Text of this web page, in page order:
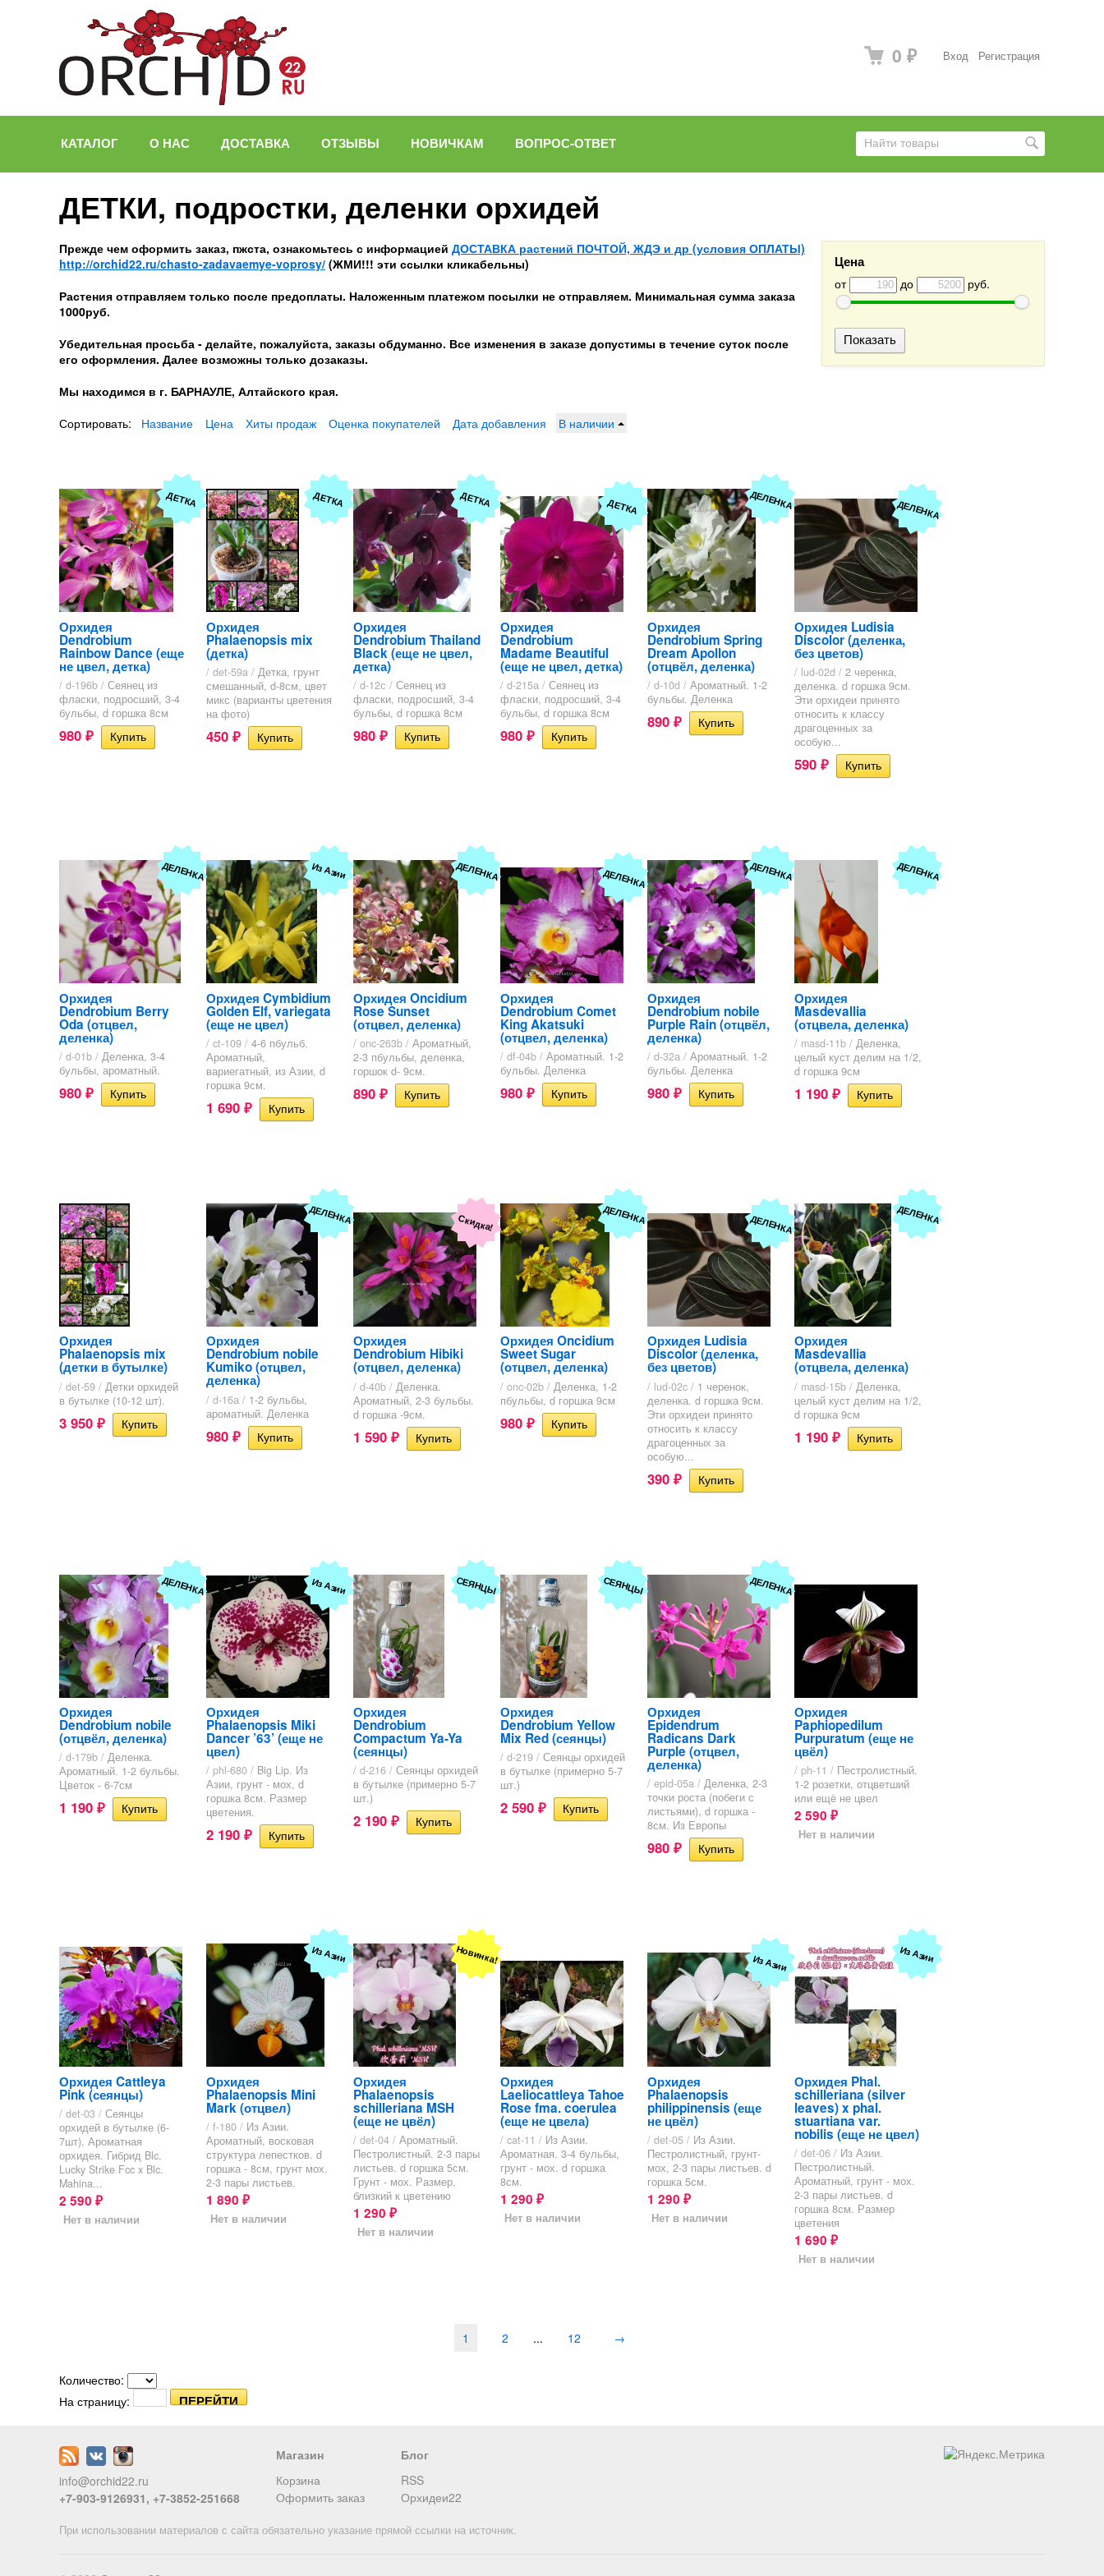
Вход Регистрация
0 ₽
КАТАЛОГ О НАС ДОСТАВКА ОТЗЫВЫ НОВИЧКАМ ВОПРОС-ОТВЕТ
ДЕТКИ, подростки, деленки орхидей
Цена
от до руб.
Прежде чем оформить заказ, пжста, ознакомьтесь с информацией ДОСТАВКА растений ПОЧТОЙ, ЖДЭ и др (условия ОПЛАТЫ)
http://orchid22.ru/chasto-zadavaemye-voprosy/ (ЖМИ!!! эти ссылки кликабельны)
Растения отправляем только после предоплаты. Наложенным платежом посылки не отправляем. Минимальная сумма заказа
1000руб.
Убедительная просьба - делайте, пожалуйста, заказы обдуманно. Все изменения в заказе допустимы в течение суток после
его оформления. Далее возможны только дозаказы.
Мы находимся в г. БАРНАУЛЕ, Алтайского края.
Сортировать:
Название Цена Хиты продаж Оценка покупателей Дата добавления В наличии
ДЕТКА
Орхидея
Dendrobium
Rainbow Dance (еще
не цвел, детка)
/ d-196b / Сеянец из
фласки, подросший, 3-4
бульбы, d горшка 8см
980 ₽
ДЕТКА
Орхидея
Phalaenopsis mix
(детка)
/ det-59a / Детка, грунт
смешанный, d-8см, цвет
микс (варианты цветения
на фото)
450 ₽
ДЕТКА
Орхидея
Dendrobium Thailand
Black (еще не цвел,
детка)
/ d-12с / Сеянец из
фласки, подросший, 3-4
бульбы, d горшка 8см
980 ₽
ДЕТКА
Орхидея
Dendrobium
Madame Beautiful
(еще не цвел, детка)
/ d-215а / Сеянец из
фласки, подросший, 3-4
бульбы, d горшка 8см
980 ₽
ДЕЛЕНКА
Орхидея
Dendrobium Spring
Dream Apollon
(отцвёл, деленка)
/ d-10d / Ароматный. 1-2
бульбы. Деленка
890 ₽
ДЕЛЕНКА
Орхидея Ludisia
Discolor (деленка,
без цветов)
/ lud-02d / 2 черенка,
деленка. d горшка 9см.
Эти орхидеи принято
относить к классу
драгоценных за
особую...
590 ₽
ДЕЛЕНКА
Орхидея
Dendrobium Berry
Oda (отцвел,
деленка)
/ d-01b / Деленка, 3-4
бульбы, ароматный.
980 ₽
Из Азии
Орхидея Cymbidium
Golden Elf, variegata
(еще не цвел)
/ ct-109 / 4-6 пбульб.
Ароматный,
вариегатный, из Азии, d
горшка 9см.
1 690 ₽
ДЕЛЕНКА
Орхидея Oncidium
Rose Sunset
(отцвел, деленка)
/ onc-263b / Ароматный,
2-3 пбульбы, деленка,
горшок d- 9см.
890 ₽
ДЕЛЕНКА
Орхидея
Dendrobium Comet
King Akatsuki
(отцвел, деленка)
/ df-04b / Ароматный. 1-2
бульбы. Деленка
980 ₽
ДЕЛЕНКА
Орхидея
Dendrobium nobile
Purple Rain (отцвёл,
деленка)
/ d-32а / Ароматный. 1-2
бульбы. Деленка
980 ₽
ДЕЛЕНКА
Орхидея
Masdevallia
(отцвела, деленка)
/ masd-11b / Деленка,
целый куст делим на 1/2,
d горшка 9см
1 190 ₽
Орхидея
Phalaenopsis mix
(детки в бутылке)
/ det-59 / Детки орхидей
в бутылке (10-12 шт).
3 950 ₽
ДЕЛЕНКА
Орхидея
Dendrobium nobile
Kumiko (отцвел,
деленка)
/ d-16а / 1-2 бульбы,
ароматный. Деленка
980 ₽
Скидка!
Орхидея
Dendrobium Hibiki
(отцвел, деленка)
/ d-40b / Деленка.
Ароматный, 2-3 бульбы.
d горшка -9см.
1 590 ₽
ДЕЛЕНКА
Орхидея Oncidium
Sweet Sugar
(отцвел, деленка)
/ onc-02b / Деленка, 1-2
пбульбы, d горшка 9см
980 ₽
ДЕЛЕНКА
Орхидея Ludisia
Discolor (деленка,
без цветов)
/ lud-02c / 1 черенок,
деленка. d горшка 9см.
Эти орхидеи принято
относить к классу
драгоценных за
особую...
390 ₽
ДЕЛЕНКА
Орхидея
Masdevallia
(отцвела, деленка)
/ masd-15b / Деленка,
целый куст делим на 1/2,
d горшка 9см
1 190 ₽
ДЕЛЕНКА
Орхидея
Dendrobium nobile
(отцвёл, деленка)
/ d-179b / Деленка.
Ароматный. 1-2 бульбы.
Цветок - 6-7см
1 190 ₽
Из Азии
Орхидея
Phalaenopsis Miki
Dancer ’63’ (еще не
цвел)
/ phl-680 / Big Lip. Из
Азии, грунт - мох, d
горшка 8см. Размер
цветения.
2 190 ₽
СЕЯНЦЫ
Орхидея
Dendrobium
Compactum Ya-Ya
(сеянцы)
/ d-216 / Сеянцы орхидей
в бутылке (примерно 5-7
шт.)
2 190 ₽
СЕЯНЦЫ
Орхидея
Dendrobium Yellow
Mix Red (сеянцы)
/ d-219 / Сеянцы орхидей
в бутылке (примерно 5-7
шт.)
2 590 ₽
ДЕЛЕНКА
Орхидея
Epidendrum
Radicans Dark
Purple (отцвел,
деленка)
/ epid-05a / Деленка, 2-3
точки роста (побеги с
листьями), d горшка -
8см. Из Европы
980 ₽
Орхидея
Paphiopedilum
Purpuratum (еще не
цвёл)
/ ph-11 / Пестролистный.
1-2 розетки, отцветший
или ещё не цвел
2 590 ₽
Нет в наличии
Орхидея Cattleya
Pink (сеянцы)
/ det-03 / Сеянцы
орхидей в бутылке (6-
7шт). Ароматная
орхидея. Гибрид Blc.
Lucky Strike Fcc x Blc.
Mahina...
2 590 ₽
Нет в наличии
Из Азии
Орхидея
Phalaenopsis Mini
Mark (отцвел)
/ f-180 / Из Азии.
Ароматный, восковая
структура лепестков. d
горшка - 8см, грунт мох.
2-3 пары листьев.
1 890 ₽
Нет в наличии
Новинка!
Орхидея
Phalaenopsis
schilleriana MSH
(еще не цвёл)
/ det-04 / Ароматный.
Пестролистный. 2-3 пары
листьев. d горшка 5см.
Грунт - мох. Размер,
близкий к цветению
1 290 ₽
Нет в наличии
Орхидея
Laeliocattleya Tahoe
Rose fma. coerulea
(еще не цвела)
/ cat-11 / Из Азии.
Ароматная. 3-4 бульбы,
грунт - мох. d горшка
8см.
1 290 ₽
Нет в наличии
Из Азии
Орхидея
Phalaenopsis
philippinensis (еще
не цвёл)
/ det-05 / Из Азии.
Пестролистный, грунт-
мох, 2-3 пары листьев. d
горшка 5см.
1 290 ₽
Нет в наличии
Из Азии
Орхидея Phal.
schilleriana (silver
leaves) x phal.
stuartiana var.
nobilis (еще не цвел)
/ det-06 / Из Азии.
Пестролистный.
Ароматный, грунт - мох.
2-3 пары листьев. d
горшка 8см. Размер
цветения
1 690 ₽
Нет в наличии
1 2 ... 12 →
Количество:
На страницу:
info@orchid22.ru
+7-903-9126931, +7-3852-251668
Магазин
Корзина
Оформить заказ
Блог
RSS
Орхидеи22
При использовании материалов с сайта обязательно указание прямой ссылки на источник.